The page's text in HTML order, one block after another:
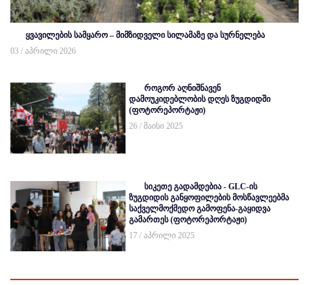
ყვავილების სამყარო – მიმზიდველი სილამაზე და სურნელება
03 / აპრილი 2026
როგორ აღნიშნავენ
დამოუკიდებლობის დღეს ზუგდიდში
(ფოტორეპორტაჟი)
26 / მაისი 2025
სიკეთე გადამდებია - GLC-ის
ზუგდიდის განყოფილების მოსწავლეებმა
საქველმოქმედო გამოფენა-გაყიდვა
გამართეს (ფოტორეპორტაჟი)
17 / აპრილი 2025